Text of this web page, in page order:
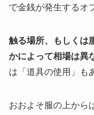
で金銭が発生するオ
触る場所、もしくは
かによって相場は異
は「道具の使用」も
おおよそ服の上から